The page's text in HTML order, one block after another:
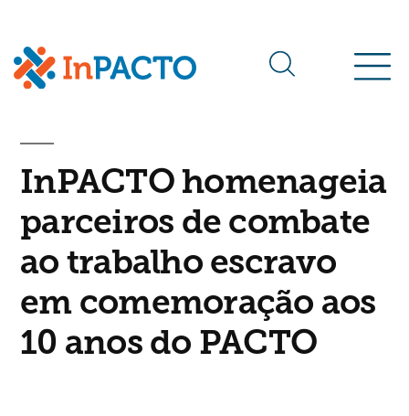
10 anos
InPACTO homenageia
parceiros de combate
ao trabalho escravo
em comemoração aos
10 anos do PACTO